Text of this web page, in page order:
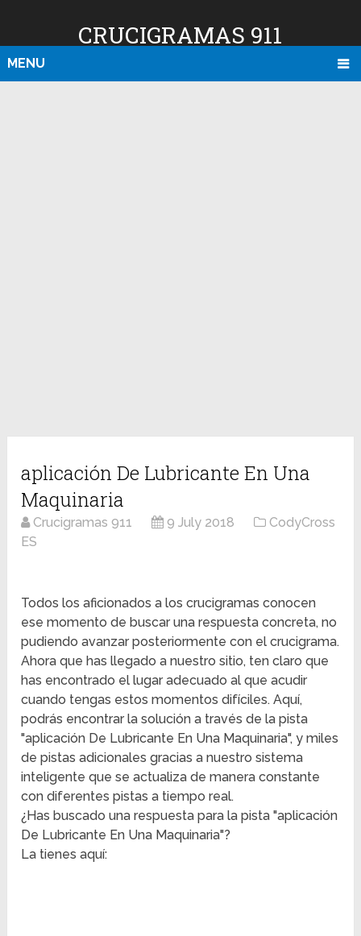
CRUCIGRAMAS 911
MENU
aplicación De Lubricante En Una
Maquinaria
Crucigramas 911 9 July 2018
CodyCross
ES
Todos los aficionados a los crucigramas conocen
ese momento de buscar una respuesta concreta, no
pudiendo avanzar posteriormente con el crucigrama.
Ahora que has llegado a nuestro sitio, ten claro que
has encontrado el lugar adecuado al que acudir
cuando tengas estos momentos difíciles. Aquí,
podrás encontrar la solución a través de la pista
"aplicación De Lubricante En Una Maquinaria", y miles
de pistas adicionales gracias a nuestro sistema
inteligente que se actualiza de manera constante
con diferentes pistas a tiempo real.
¿Has buscado una respuesta para la pista "aplicación
De Lubricante En Una Maquinaria"?
La tienes aquí: